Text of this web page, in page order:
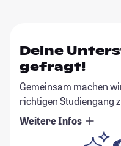
Deine
gefragt!
Gemeinsam machen
richtigen Studiengang
Weitere Infos